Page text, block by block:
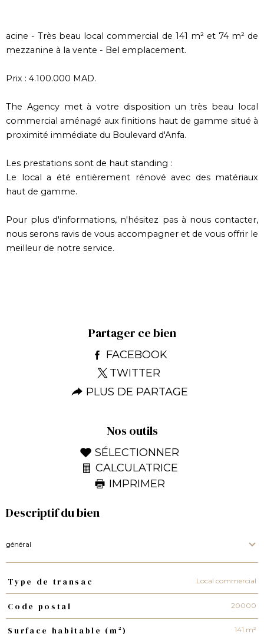
acine - Très beau local commercial de 141 m² et 74 m² de
mezzanine à la vente - Bel emplacement.
Prix : 4.100.000 MAD.
The Agency met à votre disposition un très beau local
commercial aménagé aux finitions haut de gamme situé à
proximité immédiate du Boulevard d'Anfa.
Les prestations sont de haut standing :
Le local a été entièrement rénové avec des matériaux
haut de gamme.
Pour plus d'informations, n'hésitez pas à nous contacter,
nous serons ravis de vous accompagner et de vous offrir le
meilleur de notre service.
Partager ce bien
FACEBOOK
TWITTER
PLUS DE PARTAGE
Nos outils
SÉLECTIONNER
CALCULATRICE
IMPRIMER
Descriptif du bien
général
TRAD_PAMPERO_Caracteristique
Type de transac Local commercial
Code postal 20000
Surface habitable (m²) 141 m²